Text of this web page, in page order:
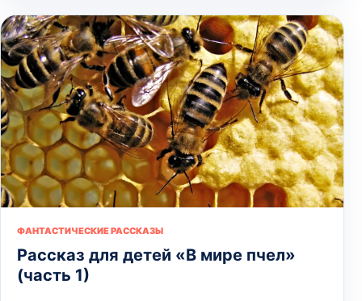
ФАНТАСТИЧЕСКИЕ РАССКАЗЫ
Рассказ для детей «В мире пчел»
(часть 1)